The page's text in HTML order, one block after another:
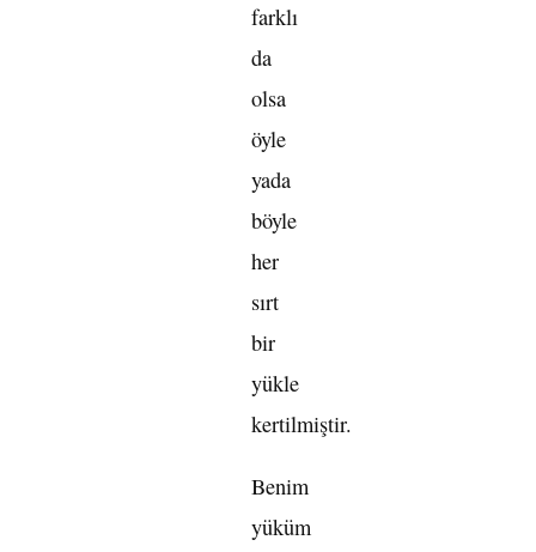
farklı
da
olsa
öyle
yada
böyle
her
sırt
bir
yükle
kertilmiştir.
Benim
yüküm